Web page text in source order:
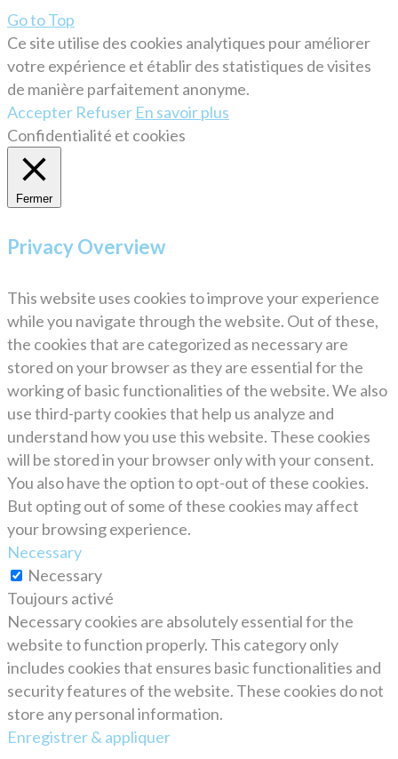
Go to Top
Ce site utilise des cookies analytiques pour améliorer
votre expérience et établir des statistiques de visites
de manière parfaitement anonyme.
Accepter Refuser En savoir plus
Confidentialité et cookies
Fermer
Privacy Overview
This website uses cookies to improve your experience
while you navigate through the website. Out of these,
the cookies that are categorized as necessary are
stored on your browser as they are essential for the
working of basic functionalities of the website. We also
use third-party cookies that help us analyze and
understand how you use this website. These cookies
will be stored in your browser only with your consent.
You also have the option to opt-out of these cookies.
But opting out of some of these cookies may affect
your browsing experience.
Necessary
Necessary
Toujours activé
Necessary cookies are absolutely essential for the
website to function properly. This category only
includes cookies that ensures basic functionalities and
security features of the website. These cookies do not
store any personal information.
Enregistrer & appliquer